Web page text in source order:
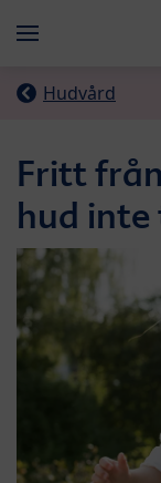
Menü
Hudvård
Fritt
hud inte